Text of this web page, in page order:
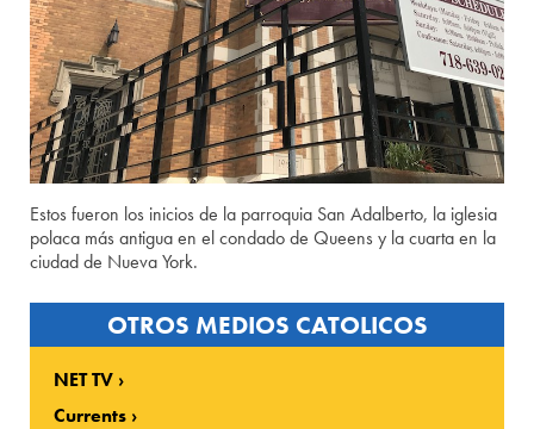
Estos fueron los inicios de la parroquia San Adalberto, la iglesia
polaca más antigua en el condado de Queens y la cuarta en la
ciudad de Nueva York.
OTROS MEDIOS CATOLICOS
NET TV
Currents